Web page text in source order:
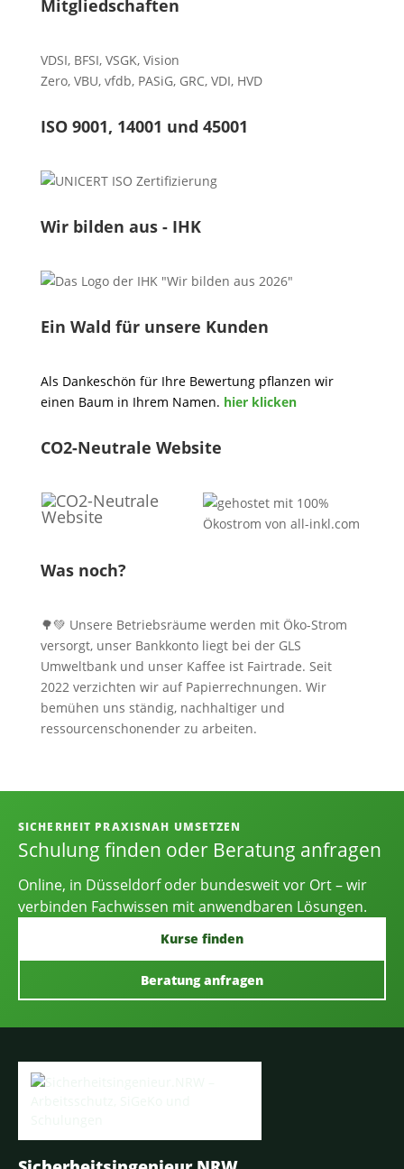
Mitgliedschaften
VDSI, BFSI, VSGK, Vision
Zero, VBU, vfdb, PASiG, GRC, VDI, HVD
ISO 9001, 14001 und 45001
Wir bilden aus - IHK
Ein Wald für unsere Kunden
Als Dankeschön für Ihre Bewertung pflanzen wir
einen Baum in Ihrem Namen. hier klicken
CO2-Neutrale Website
Was noch?
🌳💚 Unsere Betriebsräume werden mit Öko-Strom
versorgt, unser Bankkonto liegt bei der GLS
Umweltbank und unser Kaffee ist Fairtrade. Seit
2022 verzichten wir auf Papierrechnungen. Wir
bemühen uns ständig, nachhaltiger und
ressourcenschonender zu arbeiten.
Informationen, Kontakt und
SICHERHEIT PRAXISNAH UMSETZEN
Schulung finden oder Beratung anfragen
Online, in Düsseldorf oder bundesweit vor Ort – wir
verbinden Fachwissen mit anwendbaren Lösungen.
Kurse finden
Beratung anfragen